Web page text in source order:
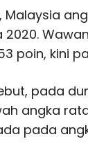
Malaysia
poin, kini
pada
angka
pada